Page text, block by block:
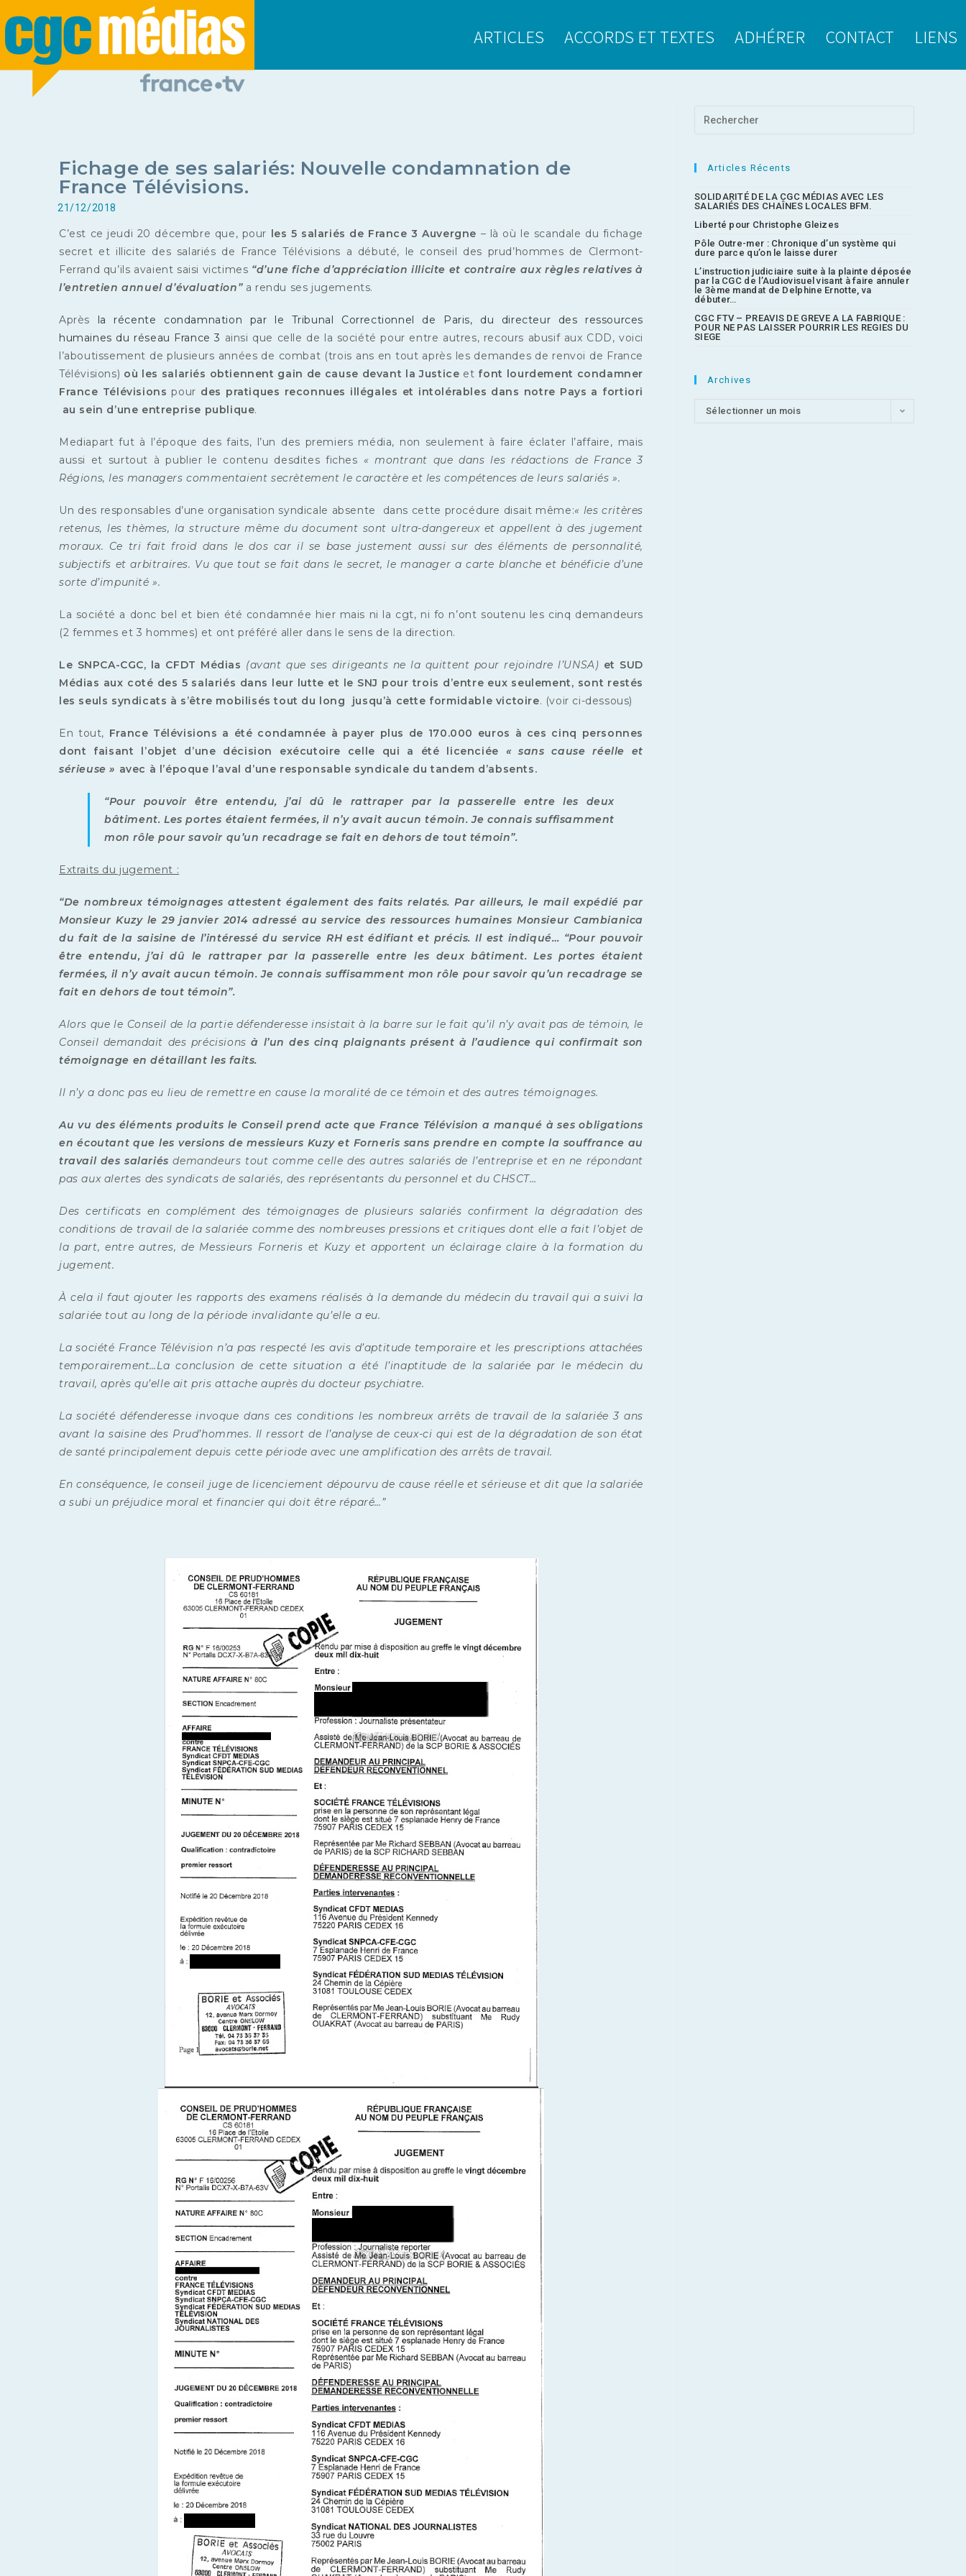
ARTICLES ACCORDS ET TEXTES ADHÉRER CONTACT LIENS
Fichage de ses salariés: Nouvelle condamnation de
France Télévisions.
21/12/2018
C’est ce jeudi 20 décembre que, pour les 5 salariés de France 3 Auvergne – là où le scandale du fichage
secret et illicite des salariés de France Télévisions a débuté, le conseil des prud’hommes de Clermont-
Ferrand qu’ils avaient saisi victimes “d’une fiche d’appréciation illicite et contraire aux règles relatives à
l’entretien annuel d’évaluation” a rendu ses jugements.
Après la récente condamnation par le Tribunal Correctionnel de Paris, du directeur des ressources
humaines du réseau France 3 ainsi que celle de la société pour entre autres, recours abusif aux CDD, voici
l’aboutissement de plusieurs années de combat (trois ans en tout après les demandes de renvoi de France
Télévisions) où les salariés obtiennent gain de cause devant la Justice et font lourdement condamner
France Télévisions pour des pratiques reconnues illégales et intolérables dans notre Pays a fortiori
au sein d’une entreprise publique.
Mediapart fut à l’époque des faits, l’un des premiers média, non seulement à faire éclater l’affaire, mais
aussi et surtout à publier le contenu desdites fiches « montrant que dans les rédactions de France 3
Régions, les managers commentaient secrètement le caractère et les compétences de leurs salariés ».
Un des responsables d’une organisation syndicale absente dans cette procédure disait même:« les critères
retenus, les thèmes, la structure même du document sont ultra-dangereux et appellent à des jugement
moraux. Ce tri fait froid dans le dos car il se base justement aussi sur des éléments de personnalité,
subjectifs et arbitraires. Vu que tout se fait dans le secret, le manager a carte blanche et bénéficie d’une
sorte d’impunité ».
La société a donc bel et bien été condamnée hier mais ni la cgt, ni fo n’ont soutenu les cinq demandeurs
(2 femmes et 3 hommes) et ont préféré aller dans le sens de la direction.
Le SNPCA-CGC, la CFDT Médias (avant que ses dirigeants ne la quittent pour rejoindre l’UNSA) et SUD
Médias aux coté des 5 salariés dans leur lutte et le SNJ pour trois d’entre eux seulement, sont restés
les seuls syndicats à s’être mobilisés tout du long jusqu’à cette formidable victoire. (voir ci-dessous)
En tout, France Télévisions a été condamnée à payer plus de 170.000 euros à ces cinq personnes
dont faisant l’objet d’une décision exécutoire celle qui a été licenciée « sans cause réelle et
sérieuse » avec à l’époque l’aval d’une responsable syndicale du tandem d’absents.
“Pour pouvoir être entendu, j’ai dû le rattraper par la passerelle entre les deux
bâtiment. Les portes étaient fermées, il n’y avait aucun témoin. Je connais suffisamment
mon rôle pour savoir qu’un recadrage se fait en dehors de tout témoin”.
Extraits du jugement :
“De nombreux témoignages attestent également des faits relatés. Par ailleurs, le mail expédié par
Monsieur Kuzy le 29 janvier 2014 adressé au service des ressources humaines Monsieur Cambianica
du fait de la saisine de l’intéressé du service RH est édifiant et précis. Il est indiqué… “Pour pouvoir
être entendu, j’ai dû le rattraper par la passerelle entre les deux bâtiment. Les portes étaient
fermées, il n’y avait aucun témoin. Je connais suffisamment mon rôle pour savoir qu’un recadrage se
fait en dehors de tout témoin”.
Alors que le Conseil de la partie défenderesse insistait à la barre sur le fait qu’il n’y avait pas de témoin, le
Conseil demandait des précisionsà l’un des cinq plaignants présent à l’audience qui confirmait son
témoignage en détaillant les faits.
Il n’y a donc pas eu lieu de remettre en cause la moralité de ce témoin et des autres témoignages.
Au vu des éléments produits le Conseil prend acte que France Télévision a manqué à ses obligations
en écoutant que les versions de messieurs Kuzy et Forneris sans prendre en compte la souffrance au
travail des salariésdemandeurs tout comme celle des autres salariés de l’entreprise et en ne répondant
pas aux alertes des syndicats de salariés, des représentants du personnel et du CHSCT…
Des certificats en complément des témoignages de plusieurs salariés confirment la dégradation des
conditions de travail de la salariée comme des nombreuses pressions et critiques dont elle a fait l’objet de
la part, entre autres, de Messieurs Forneris et Kuzy et apportent un éclairage claire à la formation du
jugement.
À cela il faut ajouter les rapports des examens réalisés à la demande du médecin du travail qui a suivi la
salariée tout au long de la période invalidante qu’elle a eu.
La société France Télévision n’a pas respecté les avis d’aptitude temporaire et les prescriptions attachées
temporairement…La conclusion de cette situation a été l’inaptitude de la salariée par le médecin du
travail, après qu’elle ait pris attache auprès du docteur psychiatre.
La société défenderesse invoque dans ces conditions les nombreux arrêts de travail de la salariée 3 ans
avant la saisine des Prud’hommes. Il ressort de l’analyse de ceux-ci qui est de la dégradation de son état
de santé principalement depuis cette période avec une amplification des arrêts de travail.
En conséquence, le conseil juge de licenciement dépourvu de cause réelle et sérieuse et dit que la salariée
a subi un préjudice moral et financier qui doit être réparé…”
Articles Récents
SOLIDARITÉ DE LA CGC MÉDIAS AVEC LES
SALARIÉS DES CHAÎNES LOCALES BFM.
Liberté pour Christophe Gleizes
Pôle Outre-mer : Chronique d’un système qui
dure parce qu’on le laisse durer
L’instruction judiciaire suite à la plainte déposée
par la CGC de l’Audiovisuel visant à faire annuler
le 3ème mandat de Delphine Ernotte, va
débuter…
CGC FTV – PREAVIS DE GREVE A LA FABRIQUE :
POUR NE PAS LAISSER POURRIR LES REGIES DU
SIEGE
Archives
Sélectionner un mois